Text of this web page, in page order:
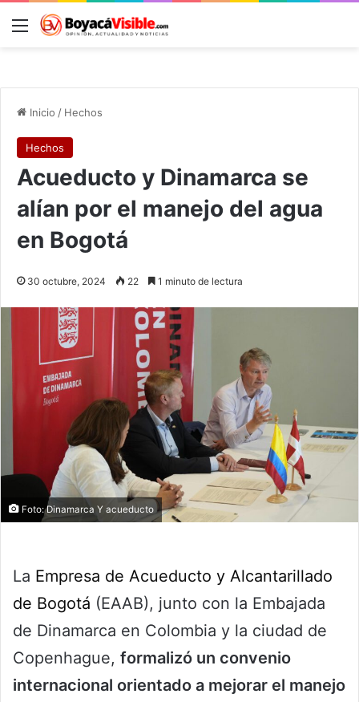
Menú
Inicio / Hechos
Hechos
Acueducto y Dinamarca se
alían por el manejo del agua
en Bogotá
30 octubre, 2024 22 1 minuto de lectura
Foto: Dinamarca Y acueducto
La Empresa de Acueducto y Alcantarillado
de Bogotá (EAAB), junto con la Embajada
de Dinamarca en Colombia y la ciudad de
Copenhague, formalizó un convenio
internacional orientado a mejorar el manejo